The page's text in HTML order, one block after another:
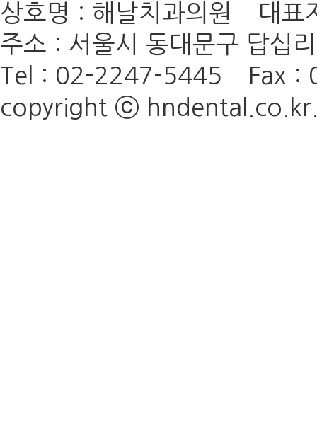
상호명 : 해날치과의원 대
주소 : 서울시 동대문구 답
Tel : 02-2247-5445 Fax :
copyright ⓒ